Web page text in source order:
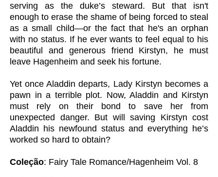
serving as the duke’s steward. But that isn't
enough to erase the shame of being forced to steal
as a small child—or the fact that he's an orphan
with no status. If he ever wants to feel equal to his
beautiful and generous friend Kirstyn, he must
leave Hagenheim and seek his fortune.
Yet once Aladdin departs, Lady Kirstyn becomes a
pawn in a terrible plot. Now, Aladdin and Kirstyn
must rely on their bond to save her from
unexpected danger. But will saving Kirstyn cost
Aladdin his newfound status and everything he’s
worked so hard to obtain?
Coleção: Fairy Tale Romance/Hagenheim Vol. 8